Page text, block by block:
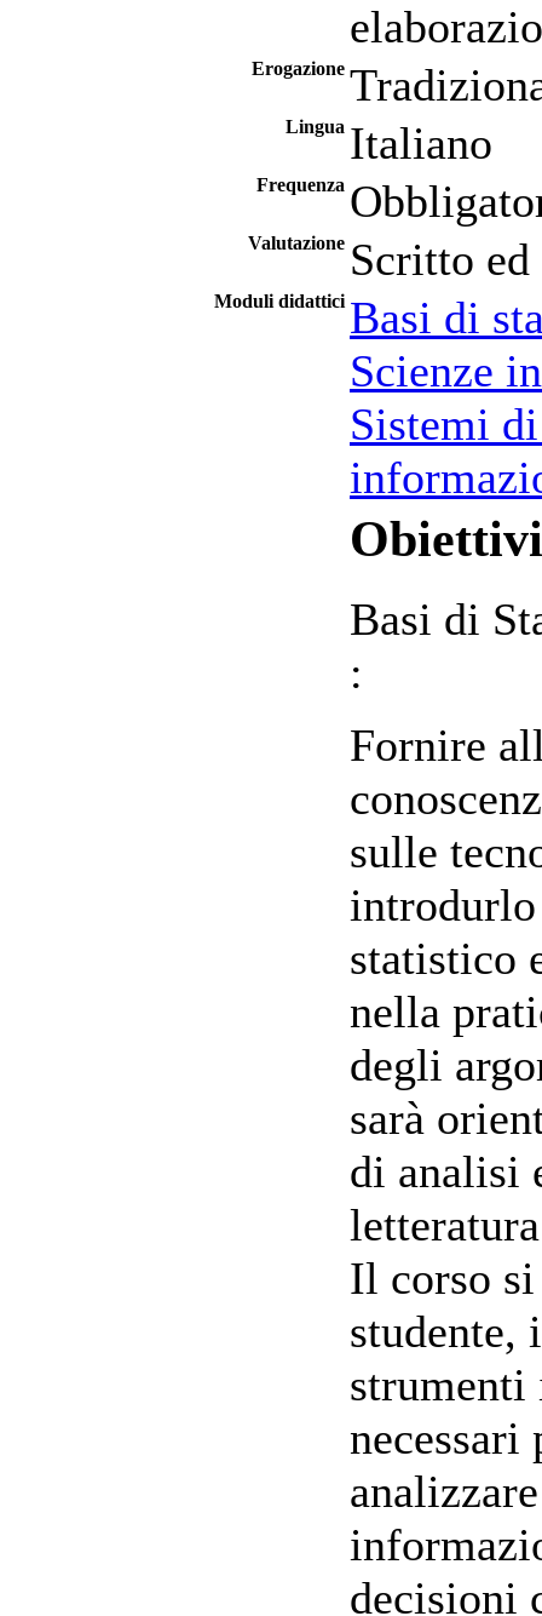
Erogazione
Lingua Italiano
Frequenza
Valutazione Scritto ed
Moduli didattici Basi di
Scienze
Sistemi
Basi di
:
Fornire
sulle
statistico
nella
degli
sarà
di analisi
Il corso
studente,
necessari
decisioni